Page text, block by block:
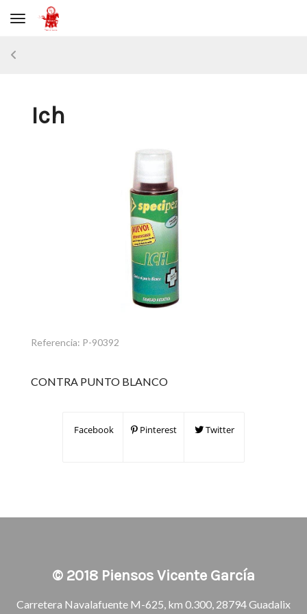
Toggle navigation
Ich
Referencia: P-90392
CONTRA PUNTO BLANCO
Facebook Pinterest Twitter
© 2018 Piensos Vicente García
Carretera Navalafuente M-625, km 0.300, 28794 Guadalix